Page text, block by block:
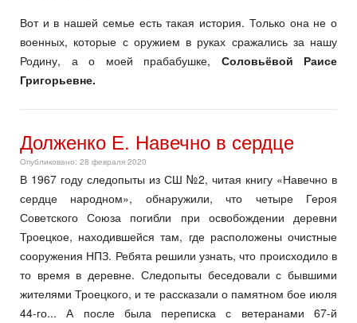
Вот и в нашей семье есть такая история. Только она не о
военных, которые с оружием в руках сражались за нашу
Родину, а о моей прабабушке, Соловьёвой Раисе
Григорьевне.
Долженко Е. Навечно в сердце
Опубликовано: 28 февраля 2020
В 1967 году следопыты из СШ №2, читая книгу «Навечно в
сердце народном», обнаружили, что четыре Героя
Советского Союза погибли при освобождении деревни
Троецкое, находившейся там, где распо­ложены очистные
сооружения НПЗ. Ребята решили узнать, что проис­ходило в
то время в деревне. Следопыты беседовали с бывшими
жителями Троецкого, и те расска­зали о памятном бое июля
44-го... А после была переписка с ветера­нами 67-й